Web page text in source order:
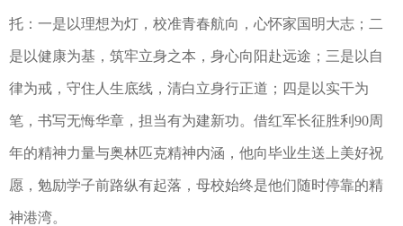
托：一是以理想为灯，校准青春航向，心怀家国明大志；二
是以健康为基，筑牢立身之本，身心向阳赴远途；三是以自
律为戒，守住人生底线，清白立身行正道；四是以实干为
笔，书写无悔华章，担当有为建新功。借红军长征胜利90周
年的精神力量与奥林匹克精神内涵，他向毕业生送上美好祝
愿，勉励学子前路纵有起落，母校始终是他们随时停靠的精
神港湾。